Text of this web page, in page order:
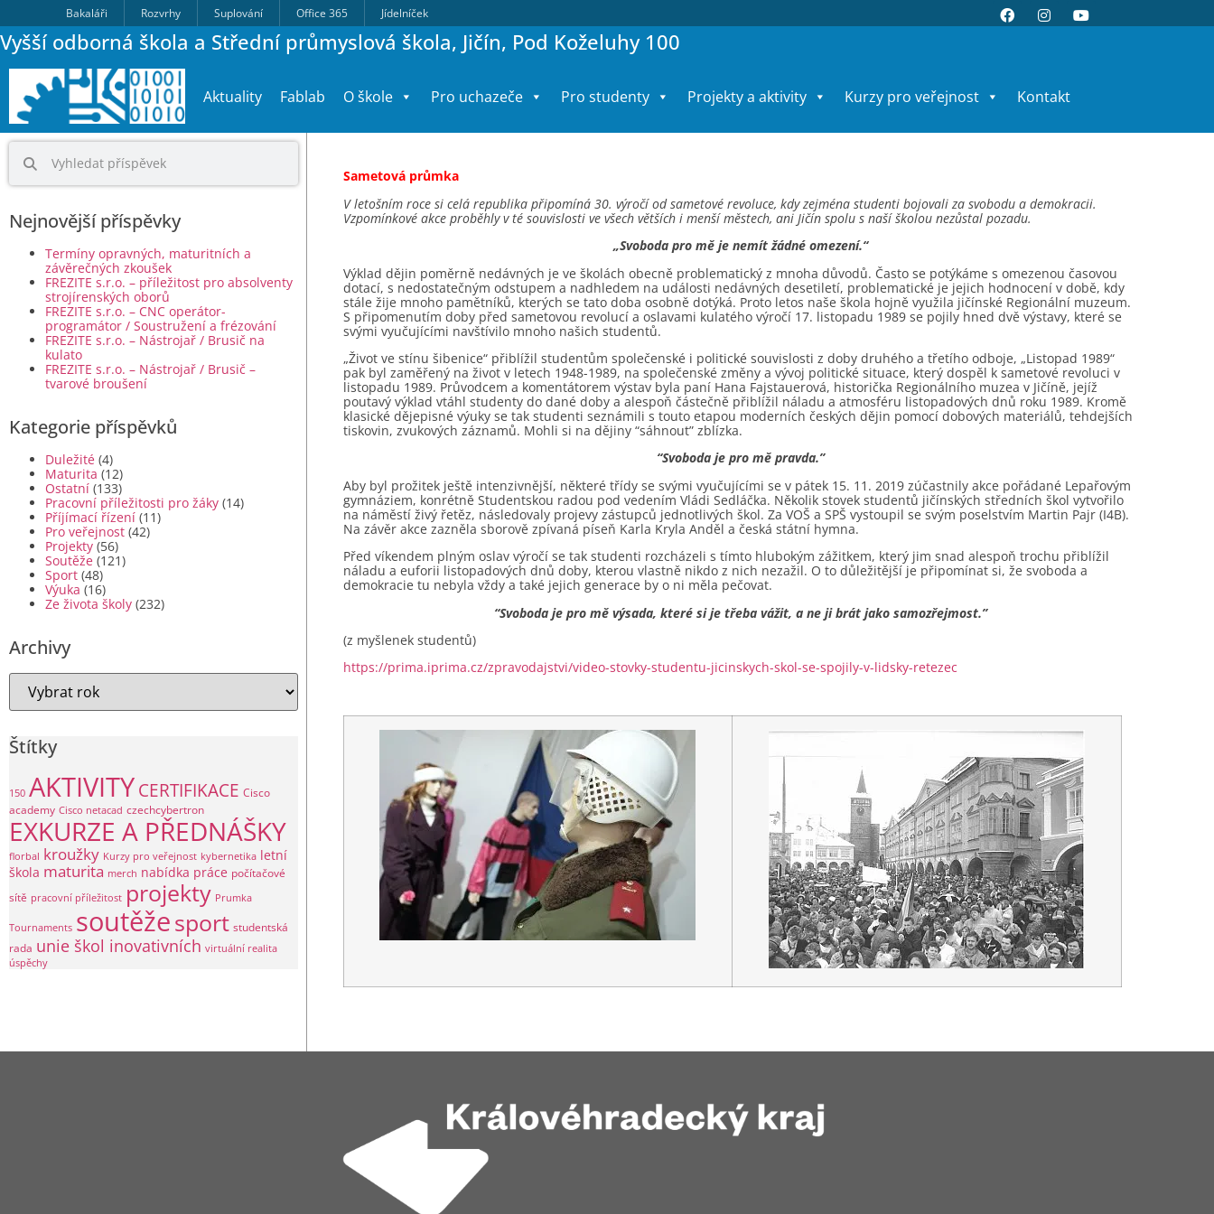
Bakaláři Rozvrhy Suplování Office 365 Jídelníček
Vyšší odborná škola a Střední průmyslová škola, Jičín, Pod Koželuhy 100
Aktuality Fablab O škole Pro uchazeče Pro studenty Projekty a aktivity Kurzy pro veřejnost Kontakt
Nejnovější příspěvky
Termíny opravných, maturitních a
závěrečných zkoušek
FREZITE s.r.o. – příležitost pro absolventy
strojírenských oborů
FREZITE s.r.o. – CNC operátor-
programátor / Soustružení a frézování
FREZITE s.r.o. – Nástrojař / Brusič na
kulato
FREZITE s.r.o. – Nástrojař / Brusič –
tvarové broušení
Kategorie příspěvků
Duležité (4)
Maturita (12)
Ostatní (133)
Pracovní příležitosti pro žáky (14)
Příjímací řízení (11)
Pro veřejnost (42)
Projekty (56)
Soutěže (121)
Sport (48)
Výuka (16)
Ze života školy (232)
Archivy
Štítky
150 AKTIVITYCERTIFIKACE Cisco
academy Cisco netacad czechcybertron
EXKURZE A PŘEDNÁŠKY
florbal kroužky Kurzy pro veřejnost kybernetika letní
škola maturita merch nabídka práce počítačové
sítě pracovní příležitost projekty Prumka
Tournaments soutěžesport studentská
rada unie škol inovativních virtuální realita
úspěchy
Sametová průmka
V letošním roce si celá republika připomíná 30. výročí od sametové revoluce, kdy zejména studenti bojovali za svobodu a demokracii.
Vzpomínkové akce proběhly v té souvislosti ve všech větších i menší městech, ani Jičín spolu s naší školou nezůstal pozadu.
„Svoboda pro mě je nemít žádné omezení.“
Výklad dějin poměrně nedávných je ve školách obecně problematický z mnoha důvodů. Často se potýkáme s omezenou časovou
dotací, s nedostatečným odstupem a nadhledem na události nedávných desetiletí, problematické je jejich hodnocení v době, kdy
stále žije mnoho pamětníků, kterých se tato doba osobně dotýká. Proto letos naše škola hojně využila jičínské Regionální muzeum.
S připomenutím doby před sametovou revolucí a oslavami kulatého výročí 17. listopadu 1989 se pojily hned dvě výstavy, které se
svými vyučujícími navštívilo mnoho našich studentů.
„Život ve stínu šibenice“ přiblížil studentům společenské i politické souvislosti z doby druhého a třetího odboje, „Listopad 1989“
pak byl zaměřený na život v letech 1948-1989, na společenské změny a vývoj politické situace, který dospěl k sametové revoluci v
listopadu 1989. Průvodcem a komentátorem výstav byla paní Hana Fajstauerová, historička Regionálního muzea v Jičíně, jejíž
poutavý výklad vtáhl studenty do dané doby a alespoň částečně přiblížil náladu a atmosféru listopadových dnů roku 1989. Kromě
klasické dějepisné výuky se tak studenti seznámili s touto etapou moderních českých dějin pomocí dobových materiálů, tehdejších
tiskovin, zvukových záznamů. Mohli si na dějiny “sáhnout” zblízka.
“Svoboda je pro mě pravda.”
Aby byl prožitek ještě intenzivnější, některé třídy se svými vyučujícími se v pátek 15. 11. 2019 zúčastnily akce pořádané Lepařovým
gymnáziem, konrétně Studentskou radou pod vedením Vládi Sedláčka. Několik stovek studentů jičínských středních škol vytvořilo
na náměstí živý řetěz, následovaly projevy zástupců jednotlivých škol. Za VOŠ a SPŠ vystoupil se svým poselstvím Martin Pajr (I4B).
Na závěr akce zazněla sborově zpívaná píseň Karla Kryla Anděl a česká státní hymna.
Před víkendem plným oslav výročí se tak studenti rozcházeli s tímto hlubokým zážitkem, který jim snad alespoň trochu přiblížil
náladu a euforii listopadových dnů doby, kterou vlastně nikdo z nich nezažil. O to důležitější je připomínat si, že svoboda a
demokracie tu nebyla vždy a také jejich generace by o ni měla pečovat.
“Svoboda je pro mě výsada, které si je třeba vážit, a ne ji brát jako samozřejmost.”
(z myšlenek studentů)
https://prima.iprima.cz/zpravodajstvi/video-stovky-studentu-jicinskych-skol-se-spojily-v-lidsky-retezec